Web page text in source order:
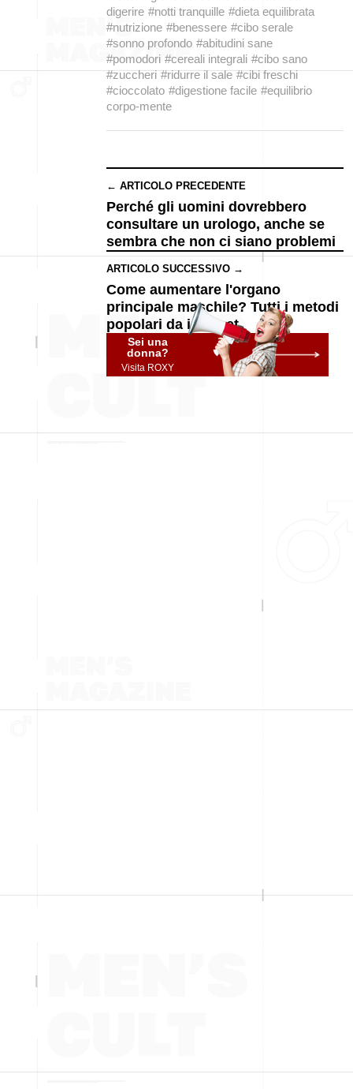
digerire #notti tranquille #dieta equilibrata
#nutrizione #benessere #cibo serale
#sonno profondo #abitudini sane
#pomodori #cereali integrali #cibo sano
#zuccheri #ridurre il sale #cibi freschi
#cioccolato #digestione facile #equilibrio
corpo-mente
← ARTICOLO PRECEDENTE
Perché gli uomini dovrebbero
consultare un urologo, anche se
sembra che non ci siano problemi
ARTICOLO SUCCESSIVO →
Come aumentare l'organo
principale maschile? Tutti i metodi
popolari da internet
Sei una
donna?
Visita ROXY